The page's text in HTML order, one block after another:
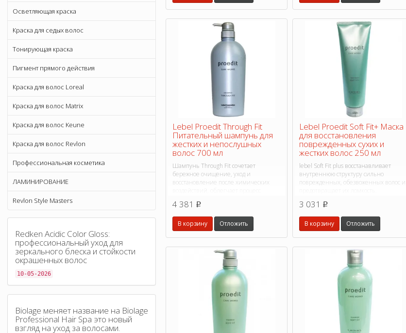
Осветляющая краска
Краска для седых волос
Тонирующая краска
Пигмент прямого действия
Краска для волос Loreal
Краска для волос Matrix
Краска для волос Keune
Краска для волос Revlon
Профессиональная косметика
ЛАМИНИРОВАНИЕ
Revlon Style Masters
Redken Acidic Color Gloss:
профессиональный уход для
зеркального блеска и стойкости
окрашенных волос
10-05-2026
Biolage меняет название на Biolage
Professional Hair Spa это новый
взгляд на уход за волосами.
Lebel Proedit Through Fit
Питательный шампунь для
жестких и непослушных
волос 700 мл
Шампунь Through Fit сочетает
бережное очищение, уход и
восстановление после химических
и блеск.
4 381 p
В корзину Отложить
Lebel Proedit Soft Fit+ Маска
для восстановления
поврежденных сухих и
жестких волос 250 мл
lebel Soft Fit plus восстанавливает
внутреннюю структуру сильно
поврежденных, обезвоженных волос и
3 031 p
В корзину Отложить